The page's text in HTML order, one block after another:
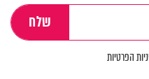
הפרטיות